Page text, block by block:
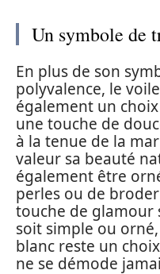
Un symbole de
En plus de son
polyvalence, le
également un
une touche de
à la tenue de la
valeur sa beauté
également être
perles ou de
touche de glamour
soit simple ou
blanc reste un
ne se démode